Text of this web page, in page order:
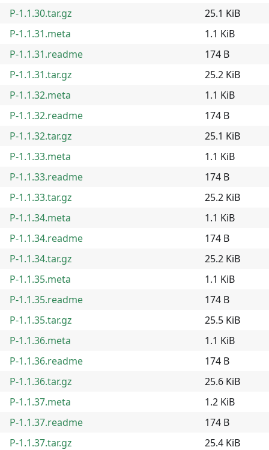
P-1.1.30.tar.gz
25.1 KiB
P-1.1.31.meta
1.1 KiB
P-1.1.31.readme
174 B
P-1.1.31.tar.gz
25.2 KiB
P-1.1.32.meta
1.1 KiB
P-1.1.32.readme
174 B
P-1.1.32.tar.gz
25.1 KiB
P-1.1.33.meta
1.1 KiB
P-1.1.33.readme
174 B
P-1.1.33.tar.gz
25.2 KiB
P-1.1.34.meta
1.1 KiB
P-1.1.34.readme
174 B
P-1.1.34.tar.gz
25.2 KiB
P-1.1.35.meta
1.1 KiB
P-1.1.35.readme
174 B
P-1.1.35.tar.gz
25.5 KiB
P-1.1.36.meta
1.1 KiB
P-1.1.36.readme
174 B
P-1.1.36.tar.gz
25.6 KiB
P-1.1.37.meta
1.2 KiB
P-1.1.37.readme
174 B
P-1.1.37.tar.gz
25.4 KiB